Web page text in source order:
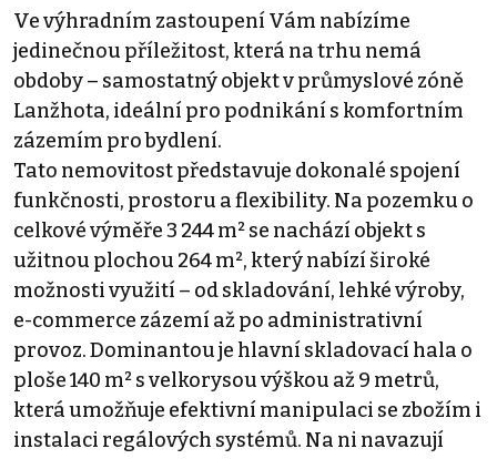
Ve výhradním zastoupení Vám nabízíme
jedinečnou příležitost, která na trhu nemá
obdoby – samostatný objekt v průmyslové zóně
Lanžhota, ideální pro podnikání s komfortním
zázemím pro bydlení.
Tato nemovitost představuje dokonalé spojení
funkčnosti, prostoru a flexibility. Na pozemku o
celkové výměře 3 244 m² se nachází objekt s
užitnou plochou 264 m², který nabízí široké
možnosti využití – od skladování, lehké výroby,
e-commerce zázemí až po administrativní
provoz. Dominantou je hlavní skladovací hala o
ploše 140 m² s velkorysou výškou až 9 metrů,
která umožňuje efektivní manipulaci se zbožím i
instalaci regálových systémů. Na ni navazují